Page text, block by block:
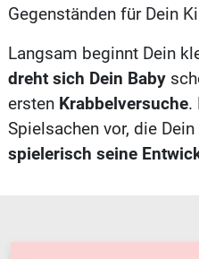
Gegenständen für Dein
Langsam beginnt Dein
dreht sich Dein Baby
ersten Krabbelversuche.
Spielsachen vor, die
spielerisch seine